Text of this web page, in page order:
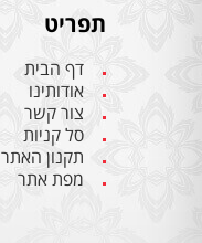
תפריט
דף הבית
אודותינו
צור קשר
סל קניות
תקנון האתר
מפת אתר